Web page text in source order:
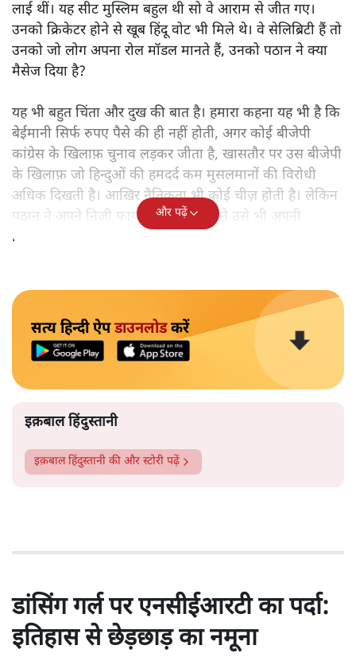
लाई थीं। यह सीट मुस्लिम बहुल थी सो वे आराम से जीत गए।
उनको क्रिकेटर होने से खूब हिंदू वोट भी मिले थे। वे सेलिब्रिटी हैं तो
उनको जो लोग अपना रोल मॉडल मानते हैं, उनको पठान ने क्या
मैसेज दिया है?
यह भी बहुत चिंता और दुख की बात है। हमारा कहना यह भी है कि
बेईमानी सिर्फ रुपए पैसे की ही नहीं होती, अगर कोई बीजेपी
कांग्रेस के खिलाफ़ चुनाव लड़कर जीता है, खासतौर पर उस बीजेपी
के खिलाफ़ जो हिन्दुओं की हमदर्द कम मुसलमानों की विरोधी
अधिक दिखती है। आखिर नैतिकता भी कोई चीज़ होती है। लेकिन
पठान ने अपने निजी फायदे या डर के सामने उसे भी अपनी
बिरादरी, मज़हब और पार्टी के मुकाबले ताक पर रख दिया है।
और पढ़ें
सत्य हिन्दी ऐपडाउनलोडकरें
इक़बाल हिंदुस्तानी
इक़बाल हिंदुस्तानी की और स्टोरी पढ़ें
डांसिंग गर्ल पर एनसीईआरटी का पर्दा:
इतिहास से छेड़छाड़ का नमूना